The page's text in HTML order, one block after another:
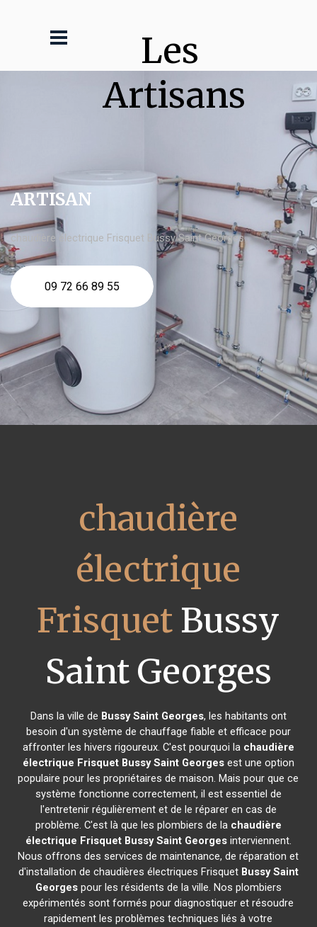
Les
Artisans
ARTISAN
chaudière électrique Frisquet Bussy Saint Georges
09 72 66 89 55
chaudière
électrique
Frisquet Bussy
Saint Georges
Dans la ville de Bussy Saint Georges, les habitants ont
besoin d'un système de chauffage fiable et efficace pour
affronter les hivers rigoureux. C'est pourquoi la chaudière
électrique Frisquet Bussy Saint Georgesest une option
populaire pour les propriétaires de maison. Mais pour que ce
système fonctionne correctement, il est essentiel de
l'entretenir régulièrement et de le réparer en cas de
problème. C'est là que les plombiers de la chaudière
électrique Frisquet Bussy Saint Georgesinterviennent.
Nous offrons des services de maintenance, de réparation et
d'installation de chaudières électriques Frisquet Bussy Saint
Georgespour les résidents de la ville. Nos plombiers
expérimentés sont formés pour diagnostiquer et résoudre
rapidement les problèmes techniques liés à votre